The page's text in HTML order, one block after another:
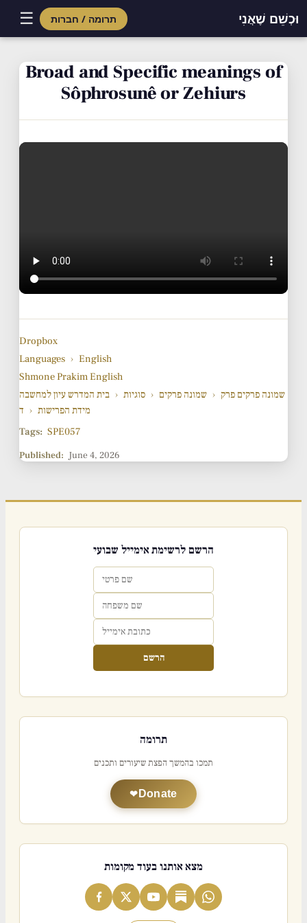
וּכְשֵׁם שֶׁאֲנִי תרומה / חברות ☰
contentBroad and Specific meanings of
Sôphrosunê or Zehiurs
Dropbox
Languages › English
Shmone Prakim English
בית המדרש עיון למחשבה › סוגיות › שמונה פרקים › שמונה פרקים פרק
ד › מידת הפרישות
Tags: SPE057
Published: June 4, 2026
הרשם לרשימת אימייל שבועי
הרשם
תרומה
תמכו בהמשך הפצת שיעורים ותכנים
Donate
מצא אותנו בעוד מקומות